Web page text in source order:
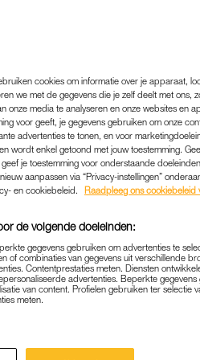
EXCUSES
| LINDA.
VAN NOORLOOS
grensoverschrijdend
cookies om informatie over je apparaat,
we met de gegevens die je zelf deelt met ons,
onze media te analyseren en onze websites en
voor geeft, je gegevens gebruiken om onze
advertenties te tonen, en voor
wordt enkel getoond met jouw toestemming.
je toestemming voor onderstaande
aanpassen via “Privacy-instellingen”
en cookiebeleid.
Raadpleeg ons cookiebeleid
de volgende doeleinden:
gegevens gebruiken om advertenties te
of combinaties van gegevens uit verschillende
Contentprestaties meten. Diensten
advertenties. Beperkte
van content. Profielen gebruiken ter selectie
meten.